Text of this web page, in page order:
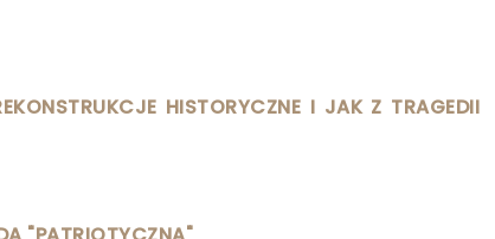
HISTORYCZNE I JAK Z TRAGEDII